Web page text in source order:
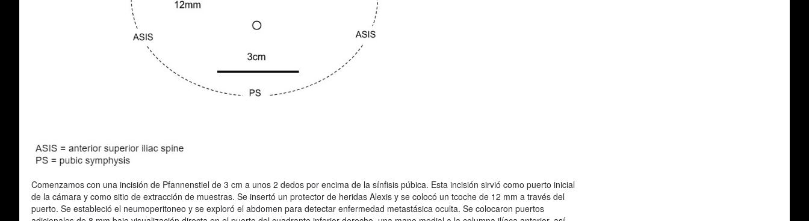
Comenzamos con una incisión de Pfannenstiel de 3 cm a unos 2 dedos por encima de la sínfisis púbica. Esta incisión sirvió como puerto inicial
de la cámara y como sitio de extracción de muestras. Se insertó un protector de heridas Alexis y se colocó un tcoche de 12 mm a través del
puerto. Se estableció el neumoperitoneo y se exploró el abdomen para detectar enfermedad metastásica oculta. Se colocaron puertos